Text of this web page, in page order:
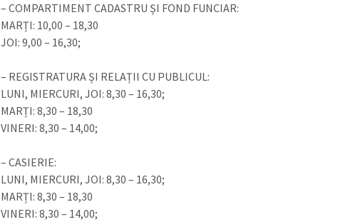
– COMPARTIMENT CADASTRU ȘI FOND FUNCIAR:
MARȚI: 10,00 – 18,30
JOI: 9,00 – 16,30;
– REGISTRATURA ȘI RELAȚII CU PUBLICUL:
LUNI, MIERCURI, JOI: 8,30 – 16,30;
MARȚI: 8,30 – 18,30
VINERI: 8,30 – 14,00;
– CASIERIE:
LUNI, MIERCURI, JOI: 8,30 – 16,30;
MARȚI: 8,30 – 18,30
VINERI: 8,30 – 14,00;